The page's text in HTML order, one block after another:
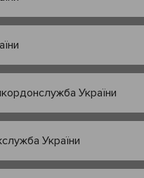
України
України